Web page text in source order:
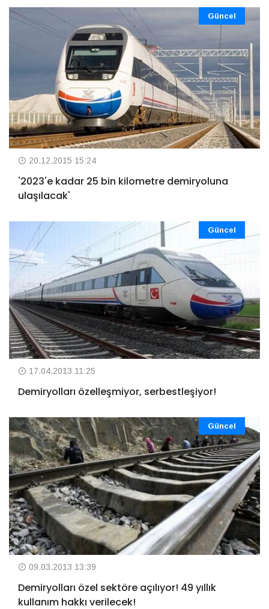
Güncel
20.12.2015 15:24
'2023'e kadar 25 bin kilometre demiryoluna
ulaşılacak'
Güncel
17.04.2013 11:25
Demiryolları özelleşmiyor, serbestleşiyor!
Güncel
09.03.2013 13:39
Demiryolları özel sektöre açılıyor! 49 yıllık
kullanım hakkı verilecek!